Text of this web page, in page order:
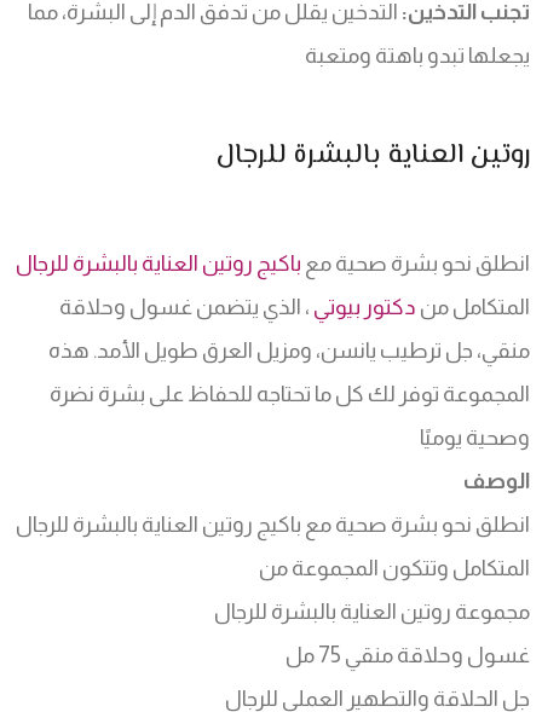
تجنب التدخين: التدخين يقلل من تدفق الدم إلى البشرة، مما
يجعلها تبدو باهتة ومتعبة
روتين العناية بالبشرة للرجال
انطلق نحو بشرة صحية مع باكيج روتين العناية بالبشرة للرجال
المتكامل من دكتور بيوتي ، الذي يتضمن غسول وحلاقة
منقي، جل ترطيب يانسن، ومزيل العرق طويل الأمد. هذه
المجموعة توفر لك كل ما تحتاجه للحفاظ على بشرة نضرة
وصحية يوميًا
الوصف
انطلق نحو بشرة صحية مع باكيج روتين العناية بالبشرة للرجال
المتكامل وتتكون المجموعة من
مجموعة روتين العناية بالبشرة للرجال
غسول وحلاقة منقي 75 مل
جل الحلاقة والتطهير العملي للرجال